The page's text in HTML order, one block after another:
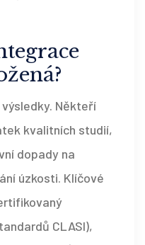
Někteří
kvalitních studií,
dopady na
úzkosti. Klíčové
CLASI),